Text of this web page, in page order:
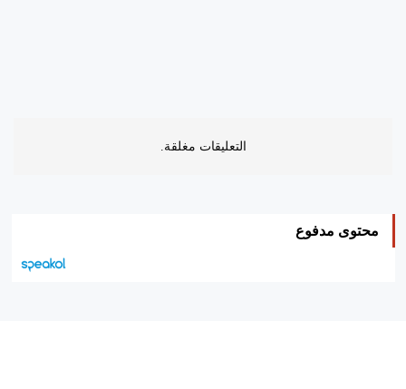
التعليقات مغلقة.
محتوى مدفوع